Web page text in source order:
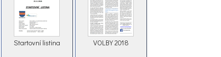
Startovní listina VOLBY 2018